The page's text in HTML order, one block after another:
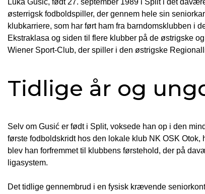
Luka Gusić, født 27. september 1989 i Split i det
østerrigsk fodboldspiller, der gennem hele sin
klubkarriere, som har ført ham fra barndomsklubben i
Ekstraklasa og siden til flere klubber på de østrigske
Wiener Sport-Club, der spiller i den østrigske
Tidlige år og
Selv om Gusić er født i Split, voksede han op i den
første fodboldskridt hos den lokale klub NK OSK
blev han forfremmet til klubbens førstehold, der på
ligasystem.
Det tidlige gennembrud i en fysisk krævende